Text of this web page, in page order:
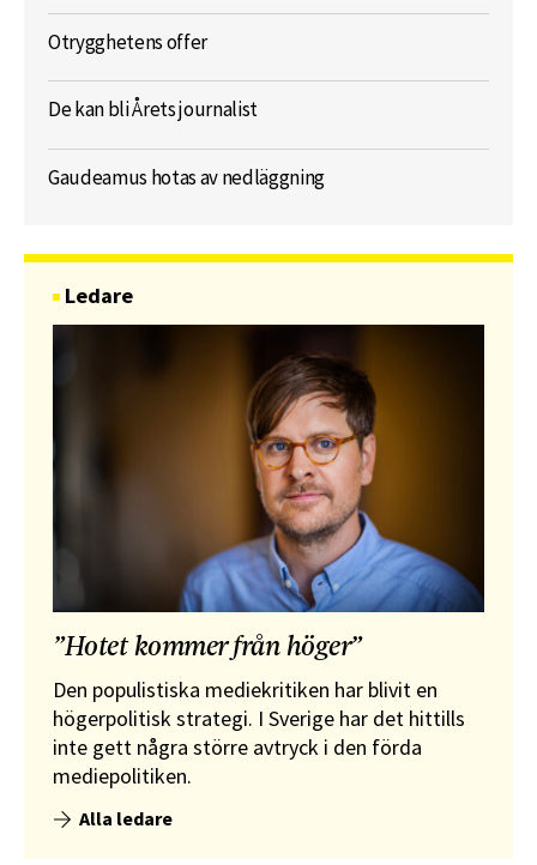
Otrygghetens offer
De kan bli Årets journalist
Gaudeamus hotas av nedläggning
Ledare
”Hotet kommer från höger”
Den populistiska mediekritiken har blivit en
högerpolitisk strategi. I Sverige har det hittills
inte gett några större avtryck i den förda
mediepolitiken.
Alla ledare